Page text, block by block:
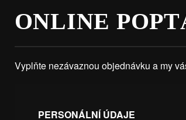
ONLINE
Vyplňte nezávaznou objednávku a my
PERSONÁLNÍ ÚDAJE